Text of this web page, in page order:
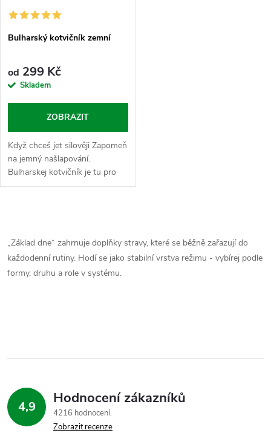
Bulharský kotvičník zemní
od 299 Kč
Skladem
ZOBRAZIT
Když chceš jet silověji Zapomeň
na jemný našlapování.
Bulharskej kotvičník je tu pro
dny, kdy chceš mít tah, kterej je
v
l
í
p
„Základ dne“ zahrnuje doplňky stravy, které se běžně zařazují do
každodenní rutiny. Hodí se jako stabilní vrstva režimu - vybírej podle
formy, druhu a role v systému.
4,9 Hodnocení zákazníků
4216 hodnocení
Zobrazit recenze